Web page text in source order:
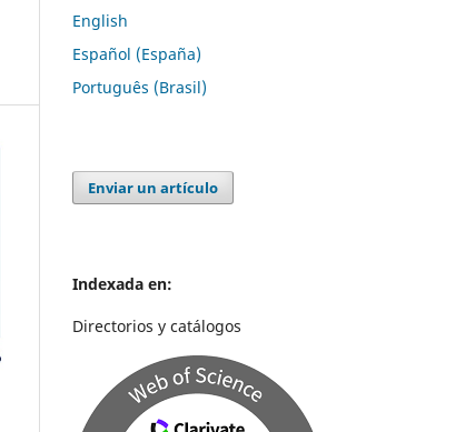
English
Español (España)
Português (Brasil)
Enviar un artículo
Indexada en:
Directorios y catálogos